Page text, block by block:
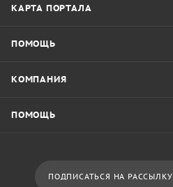
КАРТА ПОРТАЛА
ПОМОЩЬ
КОМПАНИЯ
ПОМОЩЬ
ПОДПИСАТЬСЯ НА РАССЫЛКУ